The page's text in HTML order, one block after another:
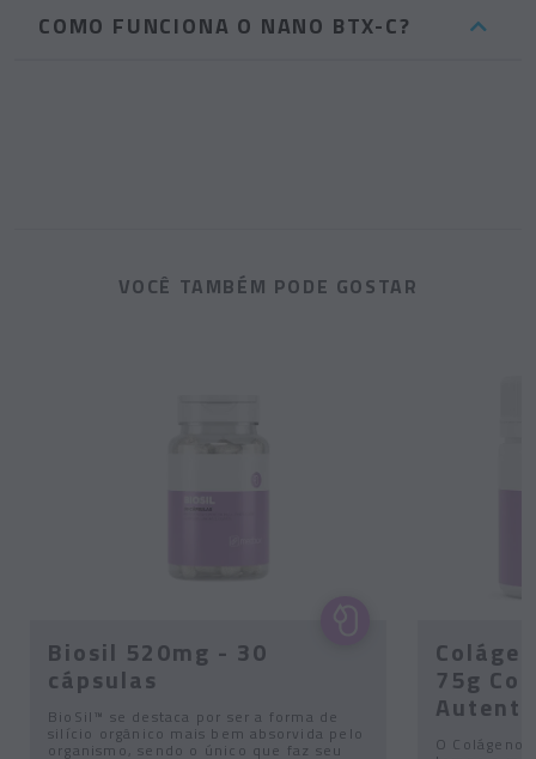
COMO FUNCIONA O NANO BTX-C?
VOCÊ TAMBÉM PODE GOSTAR
Biosil 520mg - 30
cápsulas
BioSil™ se destaca por ser a forma de
silício orgânico mais bem absorvida pelo
organismo, sendo o único que faz seu
75g
O Colágeno